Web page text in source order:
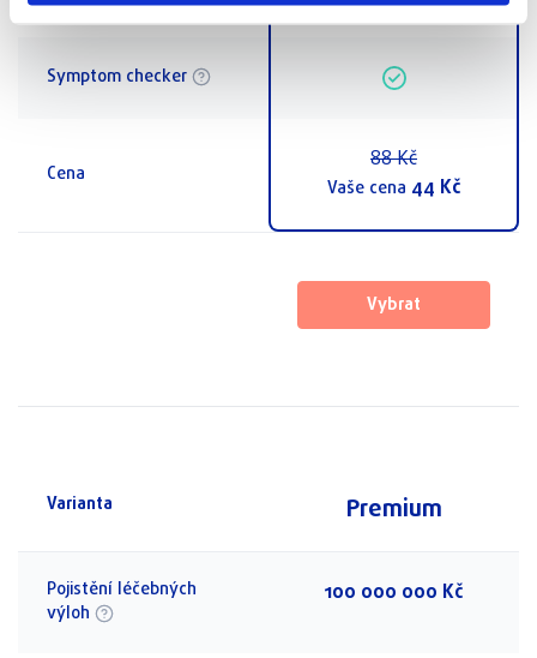
Symptom checker
Cena
88Kč
Vaše cena 44 Kč
Vybrat
Varianta Premium
Pojistění léčebných
výloh
100 000 000 Kč